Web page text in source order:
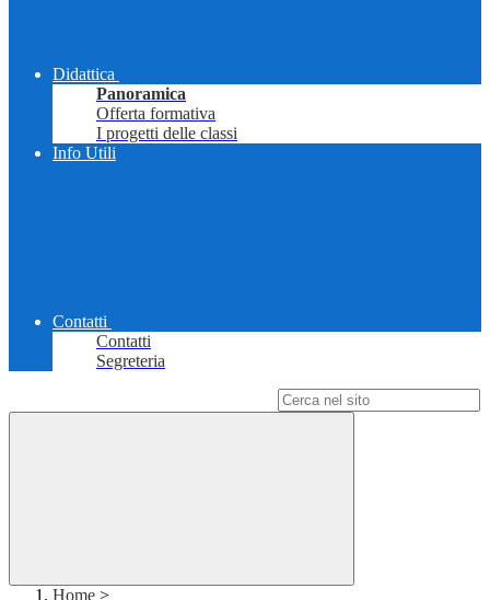
Didattica
Panoramica
Offerta formativa
I progetti delle classi
Info Utili
Contatti
Contatti
Segreteria
Home >